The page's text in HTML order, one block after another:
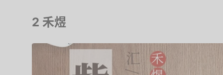
2 禾煜